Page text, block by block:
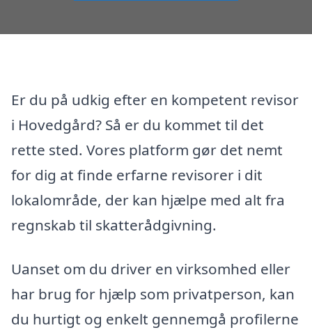
Er du på udkig efter en kompetent revisor
i Hovedgård? Så er du kommet til det
rette sted. Vores platform gør det nemt
for dig at finde erfarne revisorer i dit
lokalområde, der kan hjælpe med alt fra
regnskab til skatterådgivning.
Uanset om du driver en virksomhed eller
har brug for hjælp som privatperson, kan
du hurtigt og enkelt gennemgå profilerne